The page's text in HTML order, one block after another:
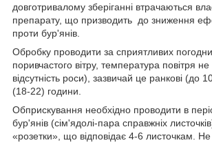
довготривалому зберіганні втрачаються
препарату, що призводить до зниження
проти бур'янів.
Обробку проводити за сприятливих
поривчастого вітру, температура повітря
відсутність роси), зазвичай це ранкові (до
(18-22) години.
Обприскування необхідно проводити в
бур'янів (сім'ядолі-пара справжніх
«розетки», що відповідає 4-6 листочкам.